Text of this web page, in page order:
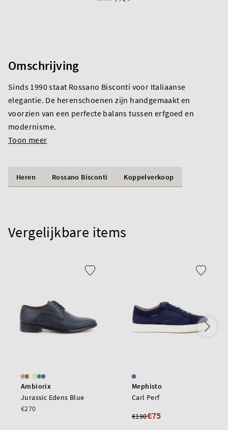
Omschrijving
Sinds 1990 staat Rossano Bisconti voor Italiaanse
elegantie. De herenschoenen zijn handgemaakt en
voorzien van een perfecte balans tussen erfgoed en
modernisme.
Toon meer
Heren Rossano Bisconti Koppelverkoop
Vergelijkbare items
Ambiorix
Jurassic Edens Blue
€270
Mephisto
Carl Perf
€190€75